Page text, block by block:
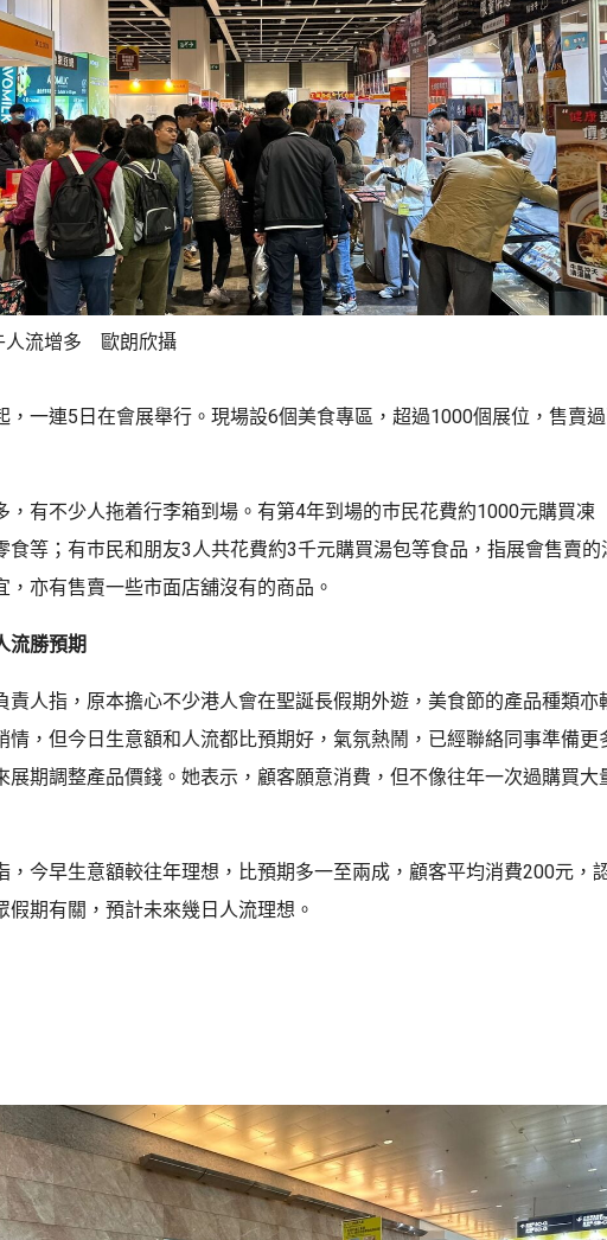
人流增多 歐朗欣攝
，一連5日在會展舉行。現場設6個美食專區，超過1000個展位，售賣
，有不少人拖着行李箱到場。有第4年到場的巿民花費約1000元購買凍
食等；有巿民和朋友3人共花費約3千元購買湯包等食品，指展會售賣的
，亦有售賣一些市面店舖沒有的商品。
流勝預期
責人指，原本擔心不少港人會在聖誕長假期外遊，美食節的產品種類亦
情，但今日生意額和人流都比預期好，氣氛熱鬧，已經聯絡同事準備更
展期調整產品價錢。她表示，顧客願意消費，但不像往年一次過購買大
，今早生意額較往年理想，比預期多一至兩成，顧客平均消費200元，
假期有關，預計未來幾日人流理想。